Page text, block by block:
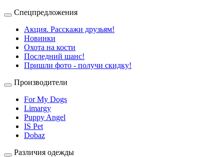
Спецпредложения
Акция. Расскажи друзьям!
Новинки
Охота на кости
Последний шанс!
Пришли фото - получи скидку!
Производители
For My Dogs
Limargy
Puppy Angel
IS Pet
Dobaz
Различия одежды